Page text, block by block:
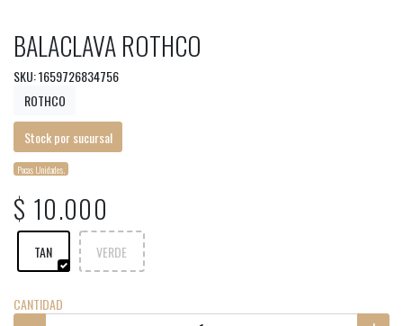
BALACLAVA ROTHCO
SKU: 1659726834756
ROTHCO
Stock por sucursal
Pocas Unidades.
$ 10.000
TAN VERDE
CANTIDAD